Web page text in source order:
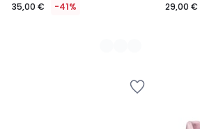
35,00 € -41% 29,00 €